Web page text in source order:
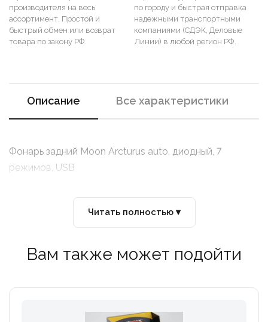
производителя на весь
ассортимент. Простой и
быстрый обмен или возврат
товара по закону РФ.
по городу и быстрая отправка
надежными транспортными
компаниями (СДЭК, Деловые
Линии) в любой регион РФ.
Описание Все характеристики
Фонарь задний Moon Arcturus auto, диодный, 7
режимов, USB
Читать полностью ▾
Вам также может подойти